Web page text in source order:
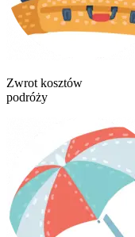
Zwrot kosztów
podróży